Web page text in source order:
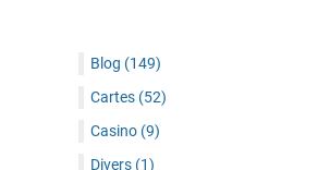
Blog (149)
Cartes (52)
Casino (9)
Divers (1)